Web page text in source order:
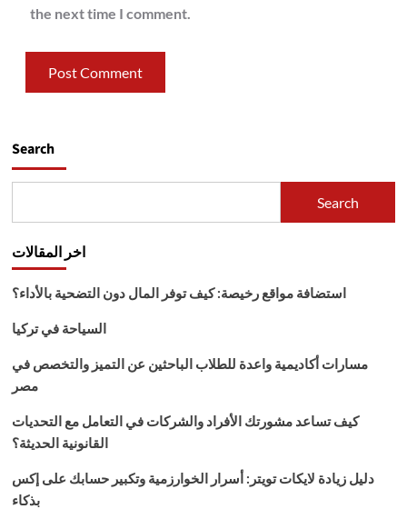
the next time I comment.
Search
Search
اخر المقالات
استضافة مواقع رخيصة: كيف توفر المال دون التضحية بالأداء؟
السياحة في تركيا
مسارات أكاديمية واعدة للطلاب الباحثين عن التميز والتخصص في
مصر
كيف تساعد مشورتك الأفراد والشركات في التعامل مع التحديات
القانونية الحديثة؟
دليل زيادة لايكات تويتر: أسرار الخوارزمية وتكبير حسابك على إكس
بذكاء